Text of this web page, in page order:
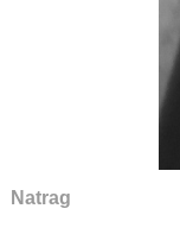
Natrag